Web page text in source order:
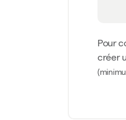
Pour
créer